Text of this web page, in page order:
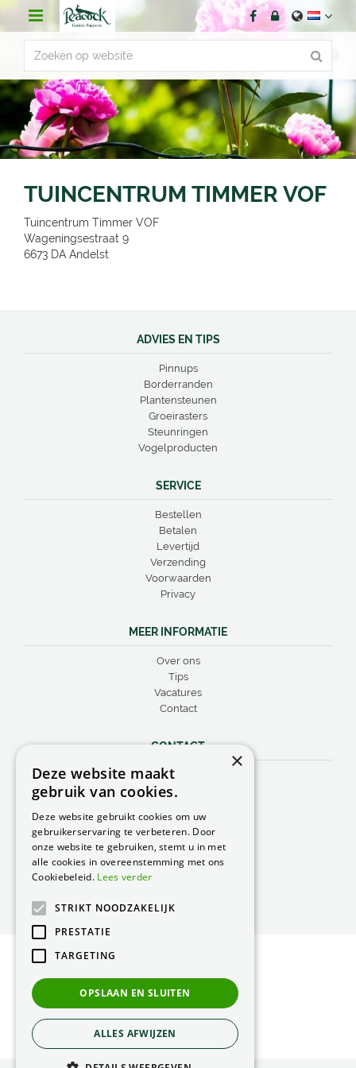
r
n
t
TUINCENTRUM TIMMER VOF
Tuincentrum Timmer VOF
Wageningsestraat 9
6673 DA Andelst
ADVIES EN TIPS
Pinnups
Borderranden
Plantensteunen
Groeirasters
Steunringen
Vogelproducten
SERVICE
Bestellen
Betalen
Levertijd
Verzending
Voorwaarden
Privacy
MEER INFORMATIE
Over ons
Tips
Vacatures
Contact
CONTACT
Peacock Garden Supports
Industrieweg 22
Nederland
0499 57 40 80
F. 0499 57 40 84
E.peacock@peacock.nl
Privacy Statement
Green Solutions
×
Deze website maakt
gebruik van cookies.
Deze website gebruikt cookies om uw
gebruikerservaring te verbeteren. Door
onze website te gebruiken, stemt u in met
alle cookies in overeenstemming met ons
Cookiebeleid. Lees verder
STRIKT NOODZAKELIJK
PRESTATIE
TARGETING
OPSLAAN EN SLUITEN
ALLES AFWIJZEN